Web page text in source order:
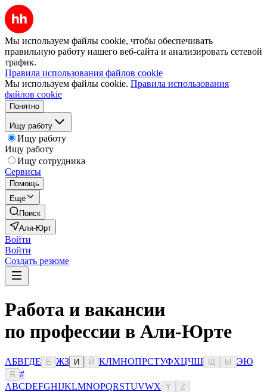
Мы используем файлы cookie, чтобы обеспечивать
правильную работу нашего веб-сайта и анализировать сетевой
трафик.
Правила использования файлов cookie
Мы используем файлы cookie. Правила использования
файлов cookie
Понятно
Ищу работу
Ищу работу
Ищу работу
Ищу сотрудника
Сервисы
Помощь
Ещё
Поиск
Али-Юрт
Войти
Войти
Создать резюме
Работа и вакансии
по профессии в Али-Юрте
АБВГДЕ Ё ЖЗ И Й КЛМНОПРСТУФХЦЧШ Ы ЭЮ
Я
#
ABCDEFGHIJKLMNOPQRSTUVWX Y Z